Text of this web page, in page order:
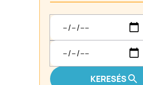
KERESÉS